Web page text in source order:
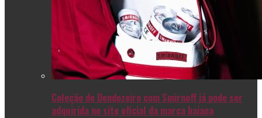
Coleção de Dendezeiro com Smirnoff já pode ser
adquirida no site oficial da marca baiana